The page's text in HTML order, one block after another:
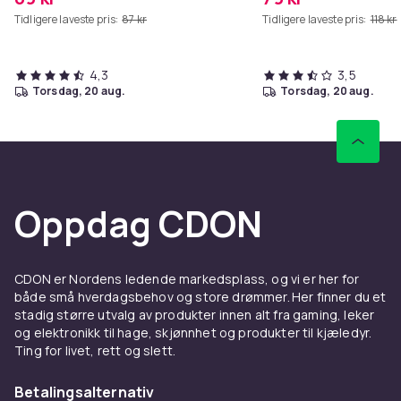
Tidligere laveste pris: 87 kr
4,3
torsdag, 20 aug.
Tidligere laveste pris: 118 kr
3,5
torsdag, 20 aug.
Oppdag CDON
CDON er Nordens ledende markedsplass, og vi er her for
både små hverdagsbehov og store drømmer. Her finner du et
stadig større utvalg av produkter innen alt fra gaming, leker
og elektronikk til hage, skjønnhet og produkter til kjæledyr.
Ting for livet, rett og slett.
Betalingsalternativ